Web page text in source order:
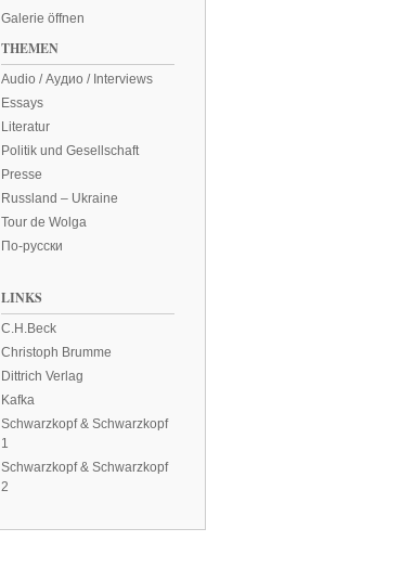
Galerie öffnen
THEMEN
Audio / Аудио / Interviews
Essays
Literatur
Politik und Gesellschaft
Presse
Russland – Ukraine
Tour de Wolga
По-русски
LINKS
C.H.Beck
Christoph Brumme
Dittrich Verlag
Kafka
Schwarzkopf & Schwarzkopf
1
Schwarzkopf & Schwarzkopf
2